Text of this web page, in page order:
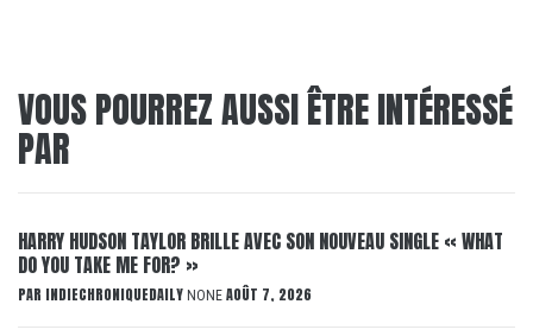
VOUS POURREZ AUSSI ÊTRE INTÉRESSÉ
PAR
HARRY HUDSON TAYLOR BRILLE AVEC SON NOUVEAU SINGLE « WHAT
DO YOU TAKE ME FOR? »
PAR INDIECHRONIQUEDAILY NONE AOÛT 7, 2026